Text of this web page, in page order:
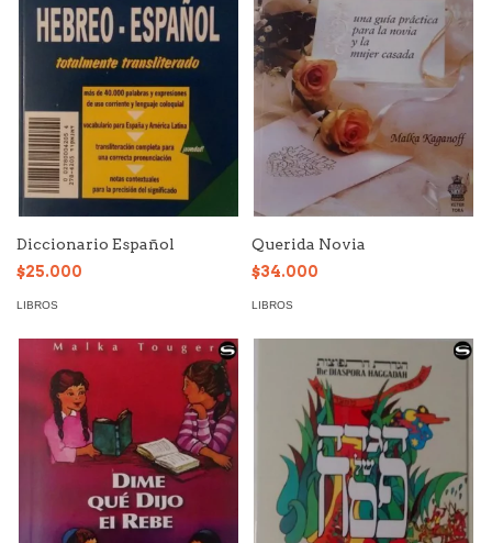
Diccionario Español
$25.000
LIBROS
Querida Novia
$34.000
LIBROS